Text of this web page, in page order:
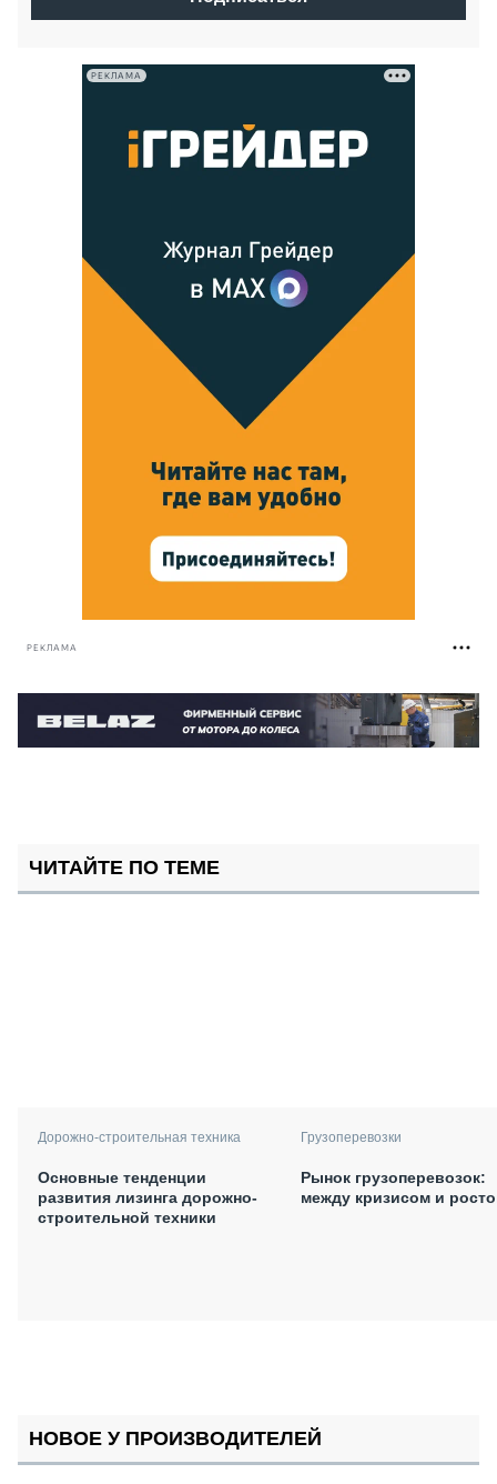
РЕКЛАМА
РЕКЛАМА
ЧИТАЙТЕ ПО ТЕМЕ
Дорожно-строительная техника
Основные тенденции
развития лизинга дорожно-
строительной техники
Грузоперевозки
Рынок грузоперевозок:
между кризисом и
НОВОЕ У ПРОИЗВОДИТЕЛЕЙ